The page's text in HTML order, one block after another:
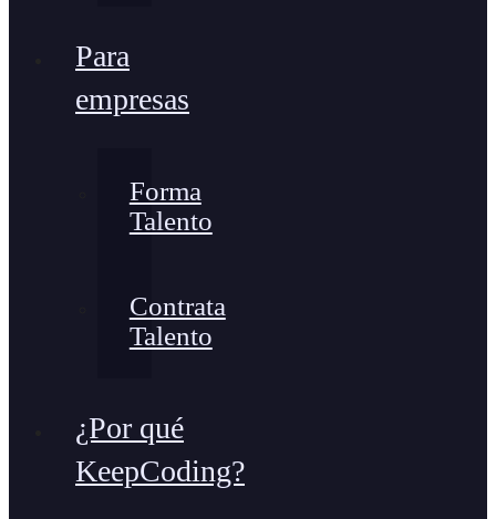
Para
empresas
Forma
Talento
Contrata
Talento
¿Por qué
KeepCoding?